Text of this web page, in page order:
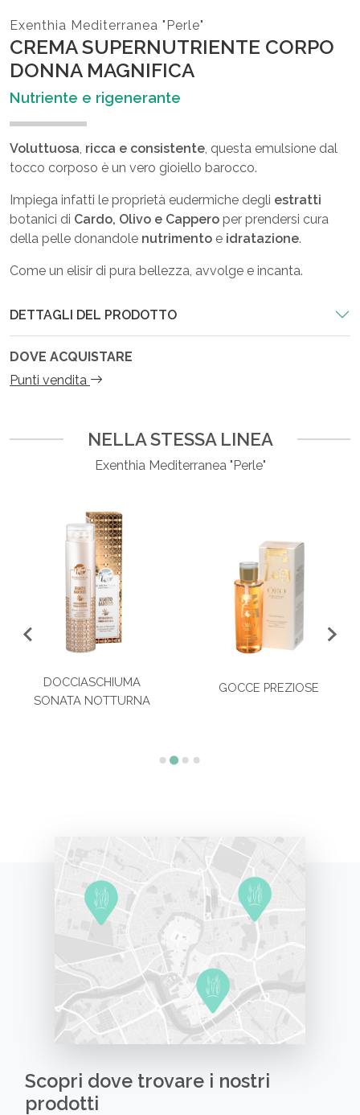
Exenthia Mediterranea "Perle"
CREMA SUPERNUTRIENTE CORPO
DONNA MAGNIFICA
Nutriente e rigenerante
Voluttuosa, ricca e consistente, questa emulsione dal
tocco corposo è un vero gioiello barocco.
Impiega infatti le proprietà eudermiche degli estratti
botanici di Cardo, Olivo e Cappero per prendersi cura
della pelle donandole nutrimento e idratazione.
Come un elisir di pura bellezza, avvolge e incanta.
DETTAGLI DEL PRODOTTO
DOVE ACQUISTARE
Punti vendita
NELLA STESSA LINEA
Exenthia Mediterranea "Perle"
DOCCIASCHIUMA
SONATA NOTTURNA
GOCCE PREZIOSE
Scopri dove trovare i nostri
prodotti